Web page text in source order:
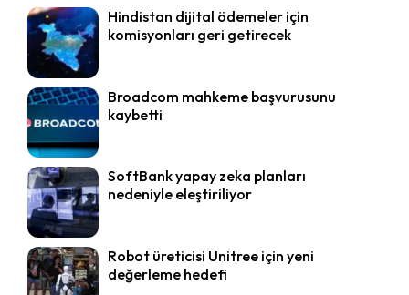
Hindistan dijital ödemeler için
komisyonları geri getirecek
Broadcom mahkeme başvurusunu
kaybetti
SoftBank yapay zeka planları
nedeniyle eleştiriliyor
Robot üreticisi Unitree için yeni
değerleme hedefi